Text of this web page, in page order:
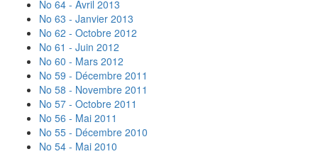
No 64 - Avril 2013
No 63 - Janvier 2013
No 62 - Octobre 2012
No 61 - Juin 2012
No 60 - Mars 2012
No 59 - Décembre 2011
No 58 - Novembre 2011
No 57 - Octobre 2011
No 56 - Mai 2011
No 55 - Décembre 2010
No 54 - Mai 2010